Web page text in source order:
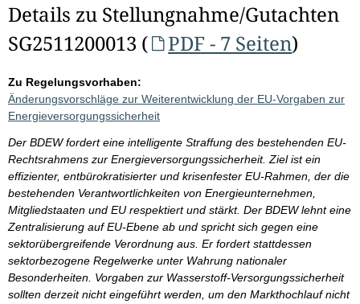
Details zu Stellungnahme/Gutachten
SG2511200013 (
PDF - 7 Seiten)
Zu Regelungsvorhaben:
Änderungsvorschläge zur Weiterentwicklung der EU-Vorgaben zur
Energieversorgungssicherheit
Der BDEW fordert eine intelligente Straffung des bestehenden EU-
Rechtsrahmens zur Energieversorgungssicherheit. Ziel ist ein
effizienter, entbürokratisierter und krisenfester EU-Rahmen, der die
bestehenden Verantwortlichkeiten von Energieunternehmen,
Mitgliedstaaten und EU respektiert und stärkt. Der BDEW lehnt eine
Zentralisierung auf EU-Ebene ab und spricht sich gegen eine
sektorübergreifende Verordnung aus. Er fordert stattdessen
sektorbezogene Regelwerke unter Wahrung nationaler
Besonderheiten. Vorgaben zur Wasserstoff-Versorgungssicherheit
sollten derzeit nicht eingeführt werden, um den Markthochlauf nicht